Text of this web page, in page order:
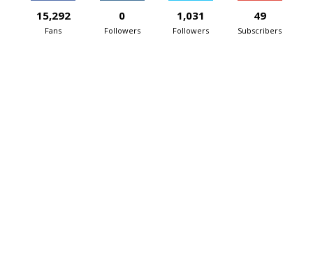
15,292
Fans
0
Followers
1,031
Followers
49
Subscribers